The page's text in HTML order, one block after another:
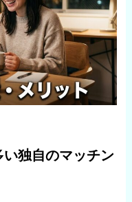
独自のマッチン